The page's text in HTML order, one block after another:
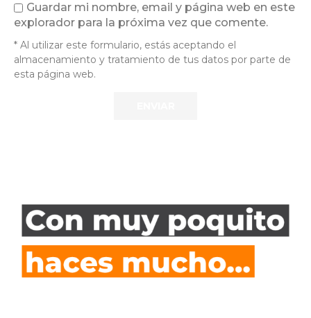
Guardar mi nombre, email y página web en este
explorador para la próxima vez que comente.
* Al utilizar este formulario, estás aceptando el
almacenamiento y tratamiento de tus datos por parte de
esta página web.